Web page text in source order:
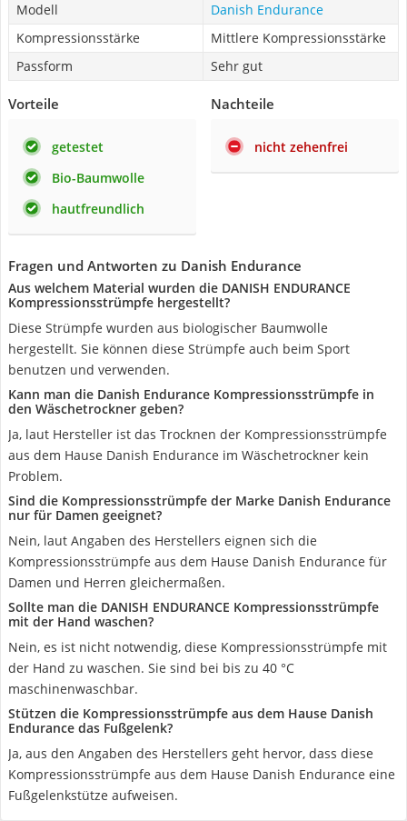
Modell
Danish Endurance
Kompressionsstärke
Mittlere Kompressionsstärke
Passform
Sehr gut
Vorteile
getestet
Bio-Baumwolle
hautfreundlich
Nachteile
nicht zehenfrei
Fragen und Antworten zu Danish Endurance
Aus welchem Material wurden die DANISH ENDURANCE
Kompressionsstrümpfe hergestellt?
Diese Strümpfe wurden aus biologischer Baumwolle
hergestellt. Sie können diese Strümpfe auch beim Sport
benutzen und verwenden.
Kann man die Danish Endurance Kompressionsstrümpfe in
den Wäschetrockner geben?
Ja, laut Hersteller ist das Trocknen der Kompressionsstrümpfe
aus dem Hause Danish Endurance im Wäschetrockner kein
Problem.
Sind die Kompressionsstrümpfe der Marke Danish Endurance
nur für Damen geeignet?
Nein, laut Angaben des Herstellers eignen sich die
Kompressionsstrümpfe aus dem Hause Danish Endurance für
Damen und Herren gleichermaßen.
Sollte man die DANISH ENDURANCE Kompressionsstrümpfe
mit der Hand waschen?
Nein, es ist nicht notwendig, diese Kompressionsstrümpfe mit
der Hand zu waschen. Sie sind bei bis zu 40 °C
maschinenwaschbar.
Stützen die Kompressionsstrümpfe aus dem Hause Danish
Endurance das Fußgelenk?
Ja, aus den Angaben des Herstellers geht hervor, dass diese
Kompressionsstrümpfe aus dem Hause Danish Endurance eine
Fußgelenkstütze aufweisen.